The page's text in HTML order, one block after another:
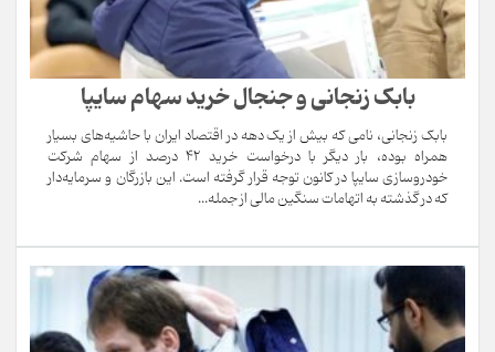
بابک زنجانی و جنجال خرید سهام سایپا
بابک زنجانی، نامی که بیش از یک دهه در اقتصاد ایران با حاشیه‌های بسیار
همراه بوده، بار دیگر با درخواست خرید ۴۲ درصد از سهام شرکت
خودروسازی سایپا در کانون توجه قرار گرفته است. این بازرگان و سرمایه‌دار
که در گذشته به اتهامات سنگین مالی از جمله...